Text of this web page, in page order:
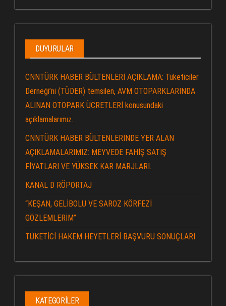
DUYURULAR
CNNTÜRK HABER BÜLTENLERİ AÇIKLAMA: Tüketiciler
Derneği’ni (TÜDER) temsilen, AVM OTOPARKLARINDA
ALINAN OTOPARK ÜCRETLERİ konusundaki
açıklamalarımız.
CNNTÜRK HABER BÜLTENLERİNDE YER ALAN
AÇIKLAMALARIMIZ: MEYVEDE FAHİŞ SATIŞ
FİYATLARI VE YÜKSEK KAR MARJLARI.
KANAL D RÖPORTAJ
“KEŞAN, GELİBOLU VE SAROZ KÖRFEZİ
GÖZLEMLERİM”
TÜKETİCİ HAKEM HEYETLERİ BAŞVURU SONUÇLARI
KATEGORILER